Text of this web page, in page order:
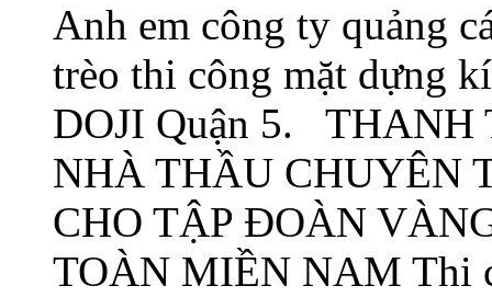
Anh em công ty quảng
trèo thi công mặt dựng
DOJI Quận 5. THANH
NHÀ THẦU CHUYÊN
CHO TẬP ĐOÀN
TOÀN MIỀN NAM